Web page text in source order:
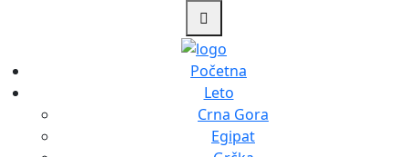
Početna
Leto
Crna Gora
Egipat